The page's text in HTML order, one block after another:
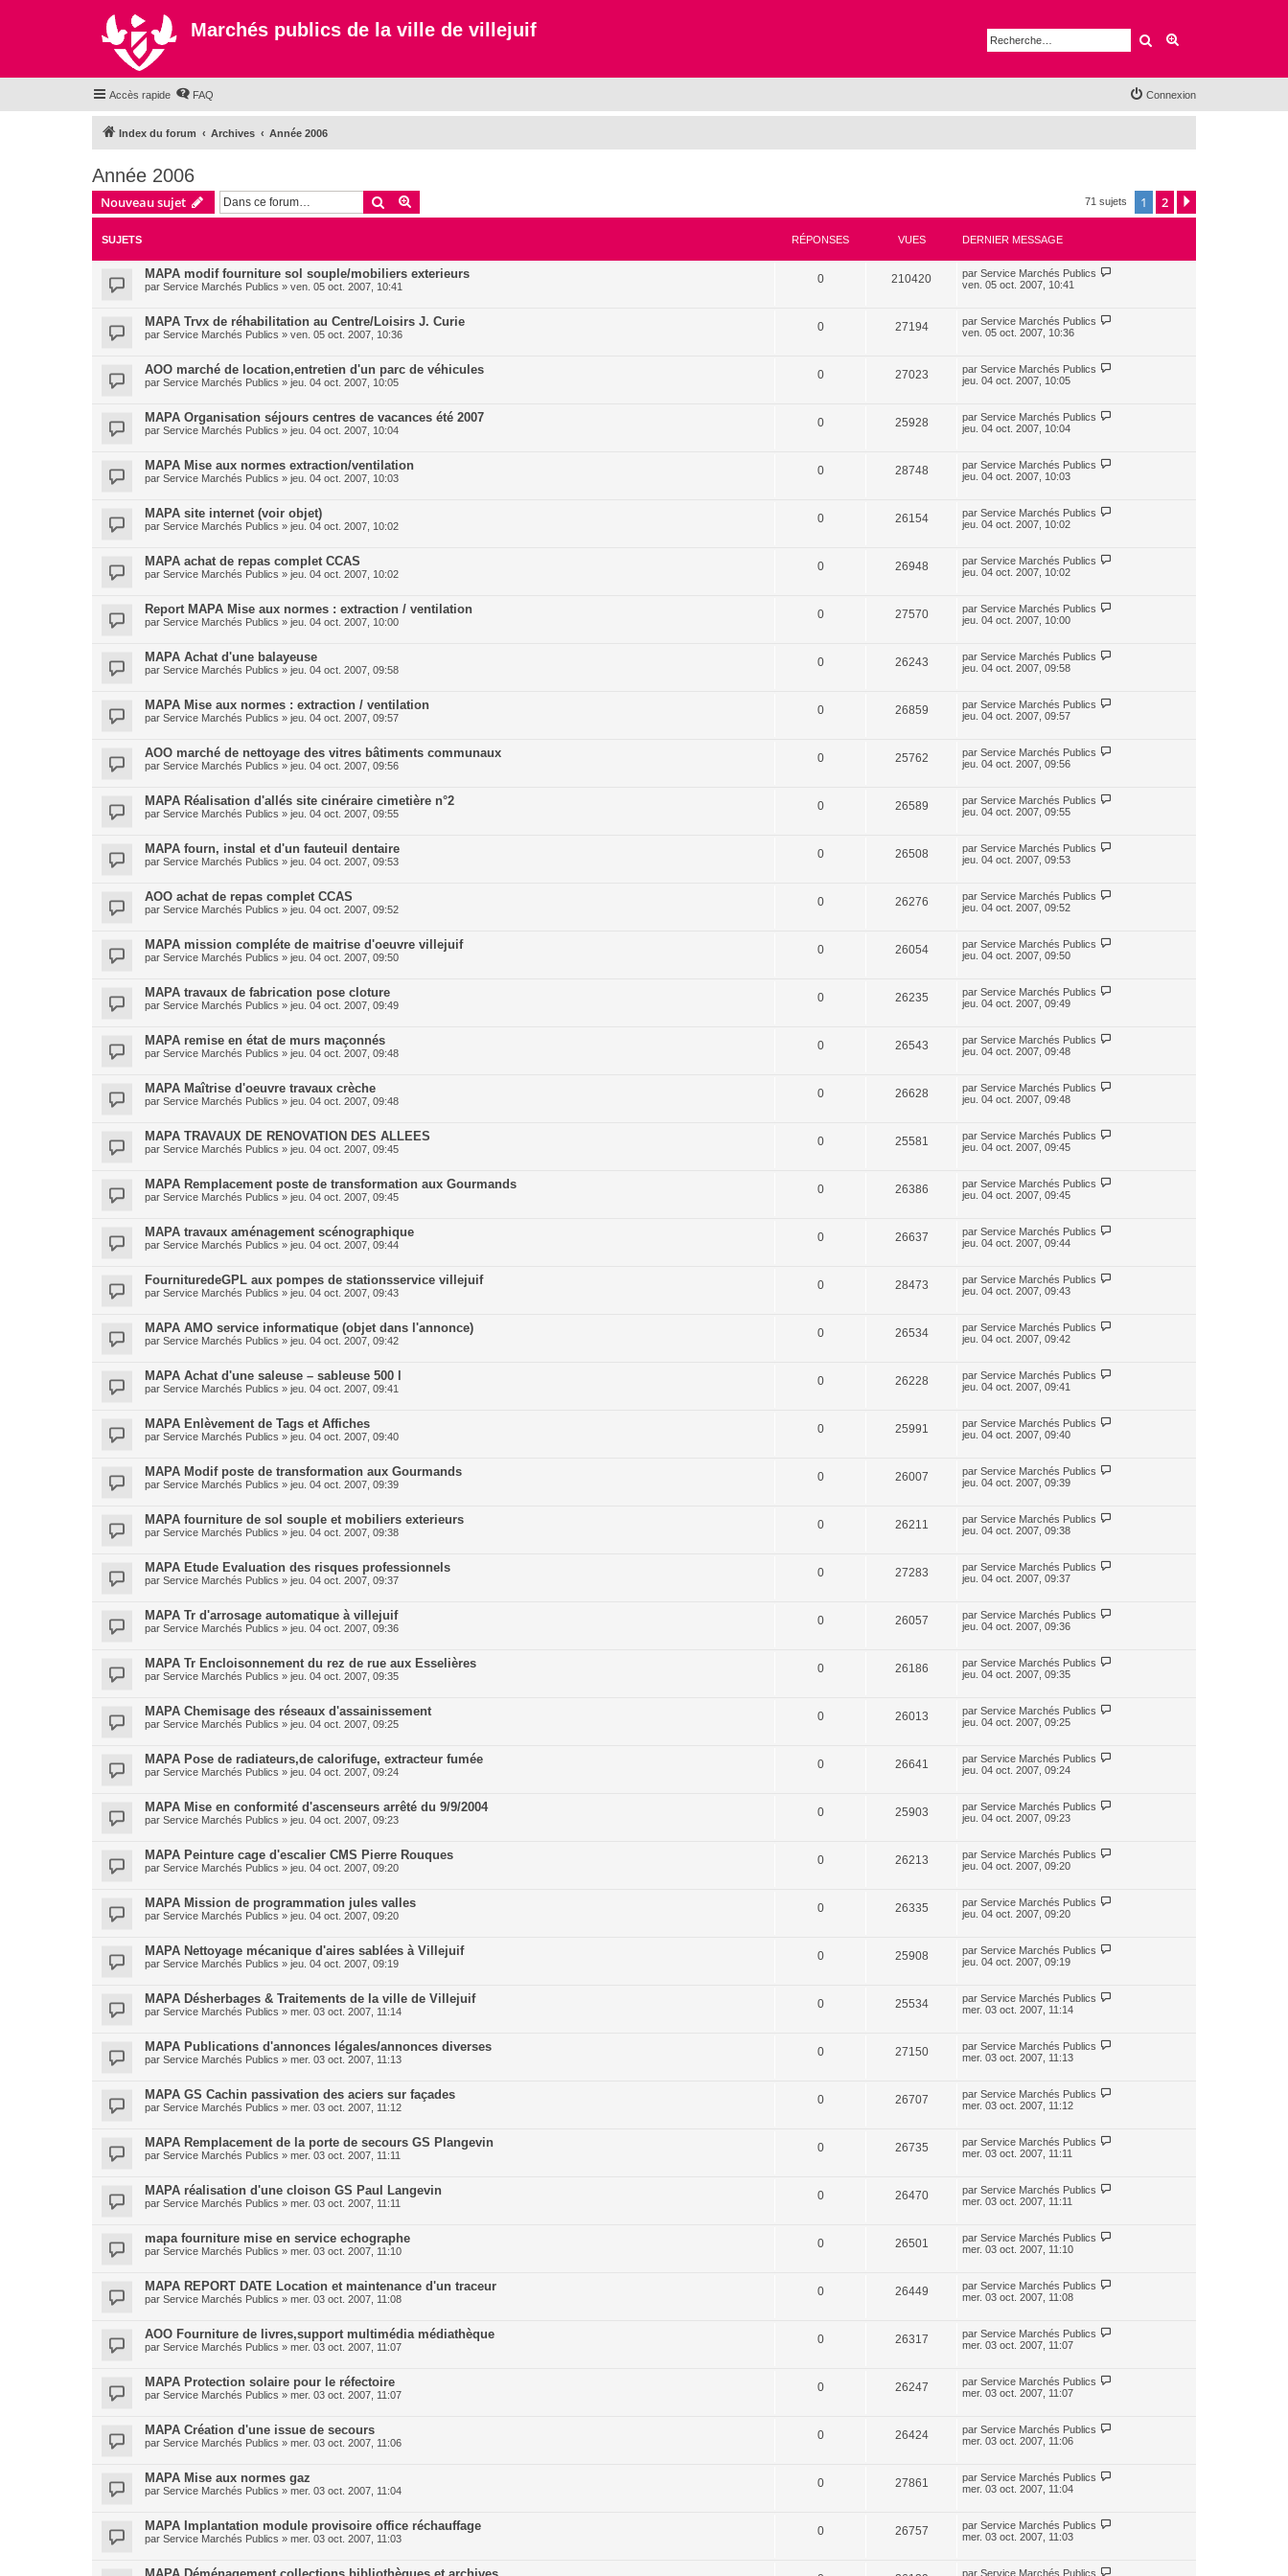
Marchés publics de la ville de villejuif Rechercher
Accès rapide FAQ Connexion
Index du forum Archives Année 2006
Année 2006
Nouveau sujet Rechercher 71 sujets 1 2
SUJETS RÉPONSES VUES DERNIER MESSAGE
MAPA modif fourniture sol souple/mobiliers exterieurs
par Service Marchés Publics » ven. 05 oct. 2007, 10:41
0 210420 par Service Marchés Publics
ven. 05 oct. 2007, 10:41
MAPA Trvx de réhabilitation au Centre/Loisirs J. Curie
par Service Marchés Publics » ven. 05 oct. 2007, 10:36
0 27194 par Service Marchés Publics
ven. 05 oct. 2007, 10:36
AOO marché de location,entretien d'un parc de véhicules
par Service Marchés Publics » jeu. 04 oct. 2007, 10:05
0 27023 par Service Marchés Publics
jeu. 04 oct. 2007, 10:05
MAPA Organisation séjours centres de vacances été 2007
par Service Marchés Publics » jeu. 04 oct. 2007, 10:04
0 25928 par Service Marchés Publics
jeu. 04 oct. 2007, 10:04
MAPA Mise aux normes extraction/ventilation
par Service Marchés Publics » jeu. 04 oct. 2007, 10:03
0 28748 par Service Marchés Publics
jeu. 04 oct. 2007, 10:03
MAPA site internet (voir objet)
par Service Marchés Publics » jeu. 04 oct. 2007, 10:02
0 26154 par Service Marchés Publics
jeu. 04 oct. 2007, 10:02
MAPA achat de repas complet CCAS
par Service Marchés Publics » jeu. 04 oct. 2007, 10:02
0 26948 par Service Marchés Publics
jeu. 04 oct. 2007, 10:02
Report MAPA Mise aux normes : extraction / ventilation
par Service Marchés Publics » jeu. 04 oct. 2007, 10:00
0 27570 par Service Marchés Publics
jeu. 04 oct. 2007, 10:00
MAPA Achat d'une balayeuse
par Service Marchés Publics » jeu. 04 oct. 2007, 09:58
0 26243 par Service Marchés Publics
jeu. 04 oct. 2007, 09:58
MAPA Mise aux normes : extraction / ventilation
par Service Marchés Publics » jeu. 04 oct. 2007, 09:57
0 26859 par Service Marchés Publics
jeu. 04 oct. 2007, 09:57
AOO marché de nettoyage des vitres bâtiments communaux
par Service Marchés Publics » jeu. 04 oct. 2007, 09:56
0 25762 par Service Marchés Publics
jeu. 04 oct. 2007, 09:56
MAPA Réalisation d'allés site cinéraire cimetière n°2
par Service Marchés Publics » jeu. 04 oct. 2007, 09:55
0 26589 par Service Marchés Publics
jeu. 04 oct. 2007, 09:55
MAPA fourn, instal et d'un fauteuil dentaire
par Service Marchés Publics » jeu. 04 oct. 2007, 09:53
0 26508 par Service Marchés Publics
jeu. 04 oct. 2007, 09:53
AOO achat de repas complet CCAS
par Service Marchés Publics » jeu. 04 oct. 2007, 09:52
0 26276 par Service Marchés Publics
jeu. 04 oct. 2007, 09:52
MAPA mission compléte de maitrise d'oeuvre villejuif
par Service Marchés Publics » jeu. 04 oct. 2007, 09:50
0 26054 par Service Marchés Publics
jeu. 04 oct. 2007, 09:50
MAPA travaux de fabrication pose cloture
par Service Marchés Publics » jeu. 04 oct. 2007, 09:49
0 26235 par Service Marchés Publics
jeu. 04 oct. 2007, 09:49
MAPA remise en état de murs maçonnés
par Service Marchés Publics » jeu. 04 oct. 2007, 09:48
0 26543 par Service Marchés Publics
jeu. 04 oct. 2007, 09:48
MAPA Maîtrise d'oeuvre travaux crèche
par Service Marchés Publics » jeu. 04 oct. 2007, 09:48
0 26628 par Service Marchés Publics
jeu. 04 oct. 2007, 09:48
MAPA TRAVAUX DE RENOVATION DES ALLEES
par Service Marchés Publics » jeu. 04 oct. 2007, 09:45
0 25581 par Service Marchés Publics
jeu. 04 oct. 2007, 09:45
MAPA Remplacement poste de transformation aux Gourmands
par Service Marchés Publics » jeu. 04 oct. 2007, 09:45
0 26386 par Service Marchés Publics
jeu. 04 oct. 2007, 09:45
MAPA travaux aménagement scénographique
par Service Marchés Publics » jeu. 04 oct. 2007, 09:44
0 26637 par Service Marchés Publics
jeu. 04 oct. 2007, 09:44
FournituredeGPL aux pompes de stationsservice villejuif
par Service Marchés Publics » jeu. 04 oct. 2007, 09:43
0 28473 par Service Marchés Publics
jeu. 04 oct. 2007, 09:43
MAPA AMO service informatique (objet dans l'annonce)
par Service Marchés Publics » jeu. 04 oct. 2007, 09:42
0 26534 par Service Marchés Publics
jeu. 04 oct. 2007, 09:42
MAPA Achat d'une saleuse – sableuse 500 l
par Service Marchés Publics » jeu. 04 oct. 2007, 09:41
0 26228 par Service Marchés Publics
jeu. 04 oct. 2007, 09:41
MAPA Enlèvement de Tags et Affiches
par Service Marchés Publics » jeu. 04 oct. 2007, 09:40
0 25991 par Service Marchés Publics
jeu. 04 oct. 2007, 09:40
MAPA Modif poste de transformation aux Gourmands
par Service Marchés Publics » jeu. 04 oct. 2007, 09:39
0 26007 par Service Marchés Publics
jeu. 04 oct. 2007, 09:39
MAPA fourniture de sol souple et mobiliers exterieurs
par Service Marchés Publics » jeu. 04 oct. 2007, 09:38
0 26211 par Service Marchés Publics
jeu. 04 oct. 2007, 09:38
MAPA Etude Evaluation des risques professionnels
par Service Marchés Publics » jeu. 04 oct. 2007, 09:37
0 27283 par Service Marchés Publics
jeu. 04 oct. 2007, 09:37
MAPA Tr d'arrosage automatique à villejuif
par Service Marchés Publics » jeu. 04 oct. 2007, 09:36
0 26057 par Service Marchés Publics
jeu. 04 oct. 2007, 09:36
MAPA Tr Encloisonnement du rez de rue aux Esselières
par Service Marchés Publics » jeu. 04 oct. 2007, 09:35
0 26186 par Service Marchés Publics
jeu. 04 oct. 2007, 09:35
MAPA Chemisage des réseaux d'assainissement
par Service Marchés Publics » jeu. 04 oct. 2007, 09:25
0 26013 par Service Marchés Publics
jeu. 04 oct. 2007, 09:25
MAPA Pose de radiateurs,de calorifuge, extracteur fumée
par Service Marchés Publics » jeu. 04 oct. 2007, 09:24
0 26641 par Service Marchés Publics
jeu. 04 oct. 2007, 09:24
MAPA Mise en conformité d'ascenseurs arrêté du 9/9/2004
par Service Marchés Publics » jeu. 04 oct. 2007, 09:23
0 25903 par Service Marchés Publics
jeu. 04 oct. 2007, 09:23
MAPA Peinture cage d'escalier CMS Pierre Rouques
par Service Marchés Publics » jeu. 04 oct. 2007, 09:20
0 26213 par Service Marchés Publics
jeu. 04 oct. 2007, 09:20
MAPA Mission de programmation jules valles
par Service Marchés Publics » jeu. 04 oct. 2007, 09:20
0 26335 par Service Marchés Publics
jeu. 04 oct. 2007, 09:20
MAPA Nettoyage mécanique d'aires sablées à Villejuif
par Service Marchés Publics » jeu. 04 oct. 2007, 09:19
0 25908 par Service Marchés Publics
jeu. 04 oct. 2007, 09:19
MAPA Désherbages & Traitements de la ville de Villejuif
par Service Marchés Publics » mer. 03 oct. 2007, 11:14
0 25534 par Service Marchés Publics
mer. 03 oct. 2007, 11:14
MAPA Publications d'annonces légales/annonces diverses
par Service Marchés Publics » mer. 03 oct. 2007, 11:13
0 27150 par Service Marchés Publics
mer. 03 oct. 2007, 11:13
MAPA GS Cachin passivation des aciers sur façades
par Service Marchés Publics » mer. 03 oct. 2007, 11:12
0 26707 par Service Marchés Publics
mer. 03 oct. 2007, 11:12
MAPA Remplacement de la porte de secours GS Plangevin
par Service Marchés Publics » mer. 03 oct. 2007, 11:11
0 26735 par Service Marchés Publics
mer. 03 oct. 2007, 11:11
MAPA réalisation d'une cloison GS Paul Langevin
par Service Marchés Publics » mer. 03 oct. 2007, 11:11
0 26470 par Service Marchés Publics
mer. 03 oct. 2007, 11:11
mapa fourniture mise en service echographe
par Service Marchés Publics » mer. 03 oct. 2007, 11:10
0 26501 par Service Marchés Publics
mer. 03 oct. 2007, 11:10
MAPA REPORT DATE Location et maintenance d'un traceur
par Service Marchés Publics » mer. 03 oct. 2007, 11:08
0 26449 par Service Marchés Publics
mer. 03 oct. 2007, 11:08
AOO Fourniture de livres,support multimédia médiathèque
par Service Marchés Publics » mer. 03 oct. 2007, 11:07
0 26317 par Service Marchés Publics
mer. 03 oct. 2007, 11:07
MAPA Protection solaire pour le réfectoire
par Service Marchés Publics » mer. 03 oct. 2007, 11:07
0 26247 par Service Marchés Publics
mer. 03 oct. 2007, 11:07
MAPA Création d'une issue de secours
par Service Marchés Publics » mer. 03 oct. 2007, 11:06
0 26424 par Service Marchés Publics
mer. 03 oct. 2007, 11:06
MAPA Mise aux normes gaz
par Service Marchés Publics » mer. 03 oct. 2007, 11:04
0 27861 par Service Marchés Publics
mer. 03 oct. 2007, 11:04
MAPA Implantation module provisoire office réchauffage
par Service Marchés Publics » mer. 03 oct. 2007, 11:03
0 26757 par Service Marchés Publics
mer. 03 oct. 2007, 11:03
par Service Marchés Publics